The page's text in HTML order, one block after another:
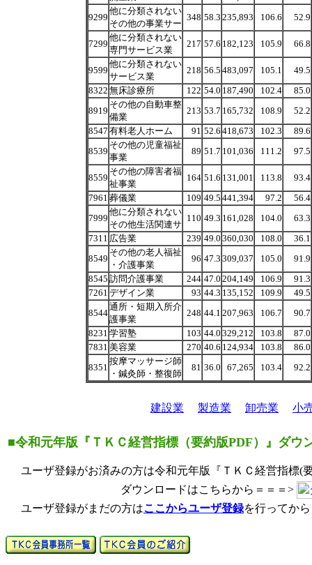
9299
他に分類されない
その他の事業サー
348 58.3 235,893 106.6 52.9
7299
他に分類されない
専門サービス業
217 57.6 182,123 105.9 66.8
9599
他に分類されない
サービス業
218 56.5 483,097 105.1
49.5
8322 無床診療所 122 54.0 187,490 102.4
85.0
8919
その他の自動車整
備業
213 53.7 165,732 108.9
52.2
8547 有料老人ホーム 91 52.6 418,673 102.3
89.6
8539
その他の児童福祉
事業
89 51.7 101,036 111.2 97.5
8559
その他の障害者福
祉事業
164 51.6 131,001 113.8
93.4
7961 葬儀業 109 49.5 441,394 97.2
56.4
7999
他に分類されない
その他生活関連サ
110 49.3 161,028 104.0
63.3
7311 広告業 239 49.0 360,030 108.0
36.1
8549
その他の老人福祉
・介護事業
96 47.3 309,037 105.0
91.9
8545 訪問介護事業 244 47.0 204,149 106.9
91.3
7261 デザイン業 93 44.3 135,152 109.9
49.5
8544
通所・短期入所介
護事業
248 44.1 207,963 106.7
90.7
8231 学習塾 103 44.0 329,212 103.8
87.0
7831 美容業 270 40.6 124,934 103.8
86.0
8351
按摩マッサージ師
・鍼灸師・整復師
81 36.0 67,265 103.4 92.2
建設業 製造業 卸売業 小
■令和元年版『ＴＫＣ経営指標（要約版PDF）』ダウ
ユーザ登録がお済みの方は令和元年版『ＴＫＣ経営指標(
ダウンロードはこちらから＝＝＝>
ユーザ登録がまだの方はここからユーザ登録を行ってか